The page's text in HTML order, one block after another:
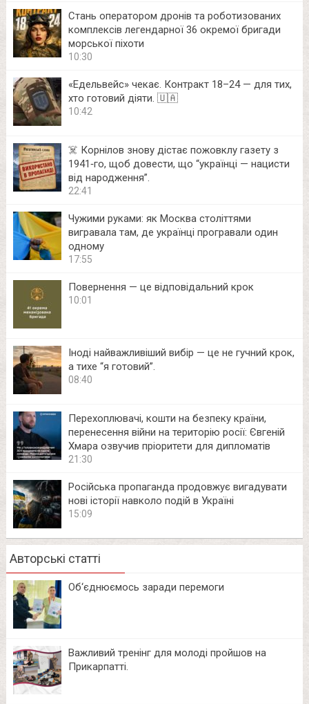
Стань оператором дронів та роботизованих
комплексів легендарної 36 окремої бригади
морської піхоти
10:30
«Едельвейс» чекає. Контракт 18–24 — для тих,
хто готовий діяти. 🇺🇦
10:42
☠️ Корнілов знову дістає пожовклу газету з
1941‑го, щоб довести, що “українці — нацисти
від народження”.
22:41
Чужими руками: як Москва століттями
вигравала там, де українці програвали один
одному
17:55
Повернення — це відповідальний крок
10:01
Іноді найважливіший вибір — це не гучний крок,
а тихе “я готовий”.
08:40
Перехоплювачі, кошти на безпеку країни,
перенесення війни на територію росії: Євгеній
Хмара озвучив пріоритети для дипломатів
21:30
Російська пропаганда продовжує вигадувати
нові історії навколо подій в Україні
15:09
Авторські статті
Об‘єднюємось заради перемоги
Важливий тренінг для молоді пройшов на
Прикарпатті.